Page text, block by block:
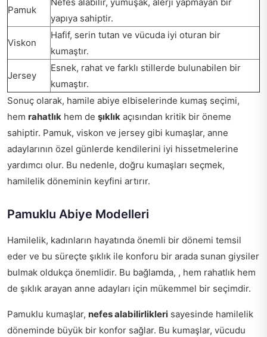
Pamuk
yapıya sahiptir.
Viskon
Hafif, serin tutan ve vücuda iyi oturan bir
kumaştır.
Jersey
Esnek, rahat ve farklı stillerde bulunabilen bir
kumaştır.
Sonuç olarak, hamile abiye elbiselerinde kumaş seçimi,
hem rahatlık hem de şıklık açısından kritik bir öneme
sahiptir. Pamuk, viskon ve jersey gibi kumaşlar, anne
adaylarının özel günlerde kendilerini iyi hissetmelerine
yardımcı olur. Bu nedenle, doğru kumaşları seçmek,
hamilelik döneminin keyfini artırır.
Pamuklu Abiye Modelleri
Hamilelik, kadınların hayatında önemli bir dönemi temsil
eder ve bu süreçte şıklık ile konforu bir arada sunan giysiler
bulmak oldukça önemlidir. Bu bağlamda, , hem rahatlık hem
de şıklık arayan anne adayları için mükemmel bir seçimdir.
Pamuklu kumaşlar, nefes alabilirlikleri sayesinde hamilelik
döneminde büyük bir konfor sağlar. Bu kumaşlar, vücudu